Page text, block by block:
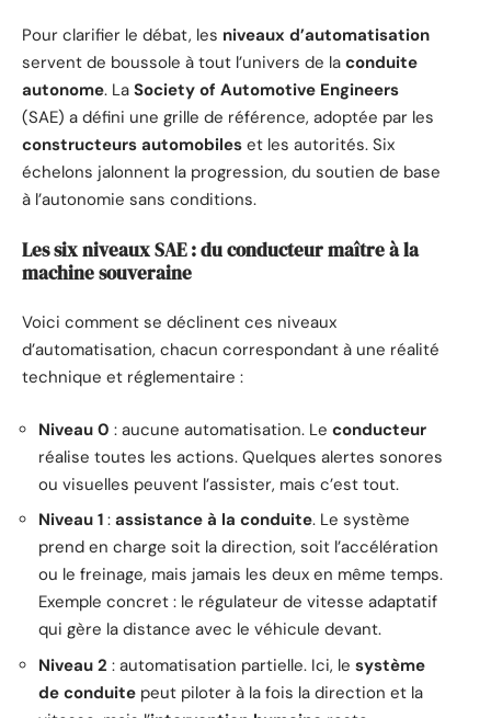
Pour clarifier le débat, les niveaux d’automatisation
servent de boussole à tout l’univers de la conduite
autonome. La Society of Automotive Engineers
(SAE) a défini une grille de référence, adoptée par les
constructeurs automobiles et les autorités. Six
échelons jalonnent la progression, du soutien de base
à l’autonomie sans conditions.
Les six niveaux SAE : du conducteur maître à la
machine souveraine
Voici comment se déclinent ces niveaux
d’automatisation, chacun correspondant à une réalité
technique et réglementaire :
Niveau 0 : aucune automatisation. Le conducteur
réalise toutes les actions. Quelques alertes sonores
ou visuelles peuvent l’assister, mais c’est tout.
Niveau 1 : assistance à la conduite. Le système
prend en charge soit la direction, soit l’accélération
ou le freinage, mais jamais les deux en même temps.
Exemple concret : le régulateur de vitesse adaptatif
qui gère la distance avec le véhicule devant.
Niveau 2 : automatisation partielle. Ici, le système
de conduite peut piloter à la fois la direction et la